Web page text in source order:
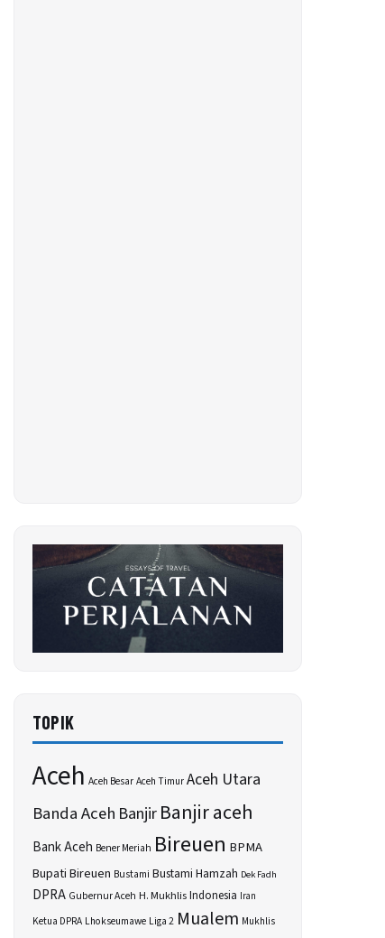
TOPIK
Aceh Aceh BesarAceh TimurAceh Utara
Banda Aceh BanjirBanjir aceh
Bank Aceh Bener Meriah Bireuen BPMA
Bupati Bireuen Bustami Bustami Hamzah Dek Fadh
DPRA Gubernur Aceh H. MukhlisIndonesia Iran
Ketua DPRA Lhokseumawe Liga 2 Mualem Mukhlis